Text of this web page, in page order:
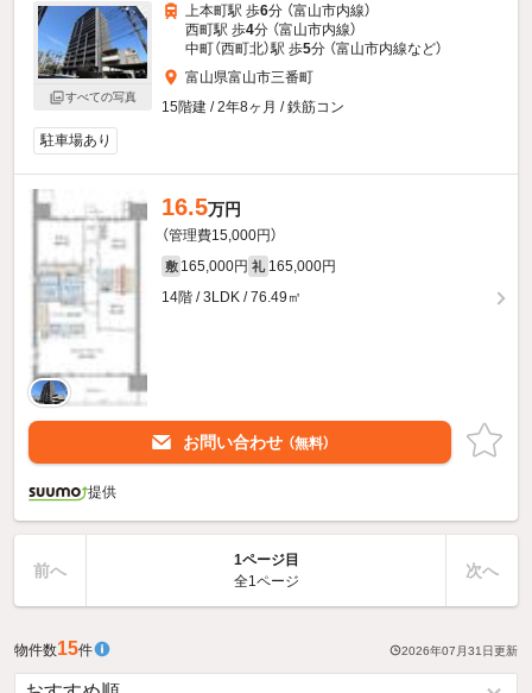
すべての写真
上本町駅 歩6分 （富山市内線）
西町駅 歩4分 （富山市内線）
中町（西町北）駅 歩5分 （富山市内線など）
富山県富山市三番町
15階建 / 2年8ヶ月 / 鉄筋コン
駐車場あり
16.5万円
（管理費15,000円）
敷 165,000円 礼 165,000円
14階 / 3LDK / 76.49㎡
お問い合わせ （無料）
提供
前へ
1ページ目
全1ページ
次へ
物件数15件 2026年07月31日更新